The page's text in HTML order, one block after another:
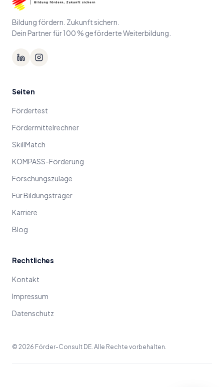
Bildung fördern. Zukunft sichern.
Dein Partner für 100 % geförderte Weiterbildung.
Seiten
Fördertest
Fördermittelrechner
SkillMatch
KOMPASS-Förderung
Forschungszulage
Für Bildungsträger
Karriere
Blog
Rechtliches
Kontakt
Impressum
Datenschutz
© 2026 Förder-Consult DE. Alle Rechte vorbehalten.